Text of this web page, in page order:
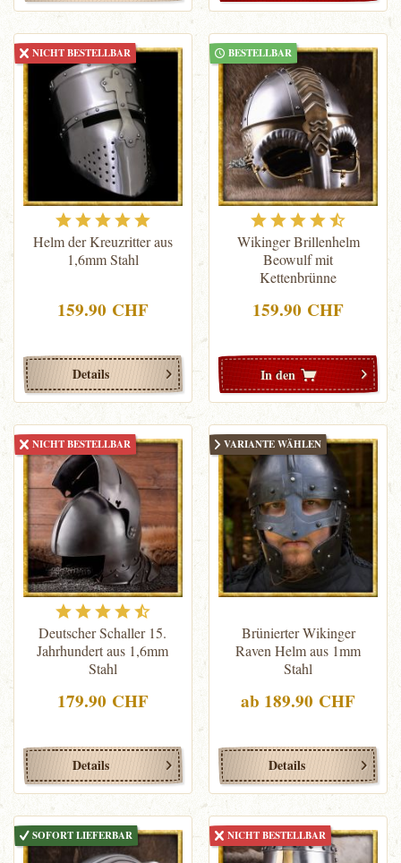
NICHT BESTELLBAR
Helm der Kreuzritter aus
1,6mm Stahl
159.90 CHF
Details
BESTELLBAR
Wikinger Brillenhelm
Beowulf mit
Kettenbrünne
159.90 CHF
In den
NICHT BESTELLBAR
Deutscher Schaller 15.
Jahrhundert aus 1,6mm
Stahl
179.90 CHF
Details
VARIANTE WÄHLEN
Brünierter Wikinger
Raven Helm aus 1mm
Stahl
ab 189.90 CHF
Details
SOFORT LIEFERBAR NICHT BESTELLBAR